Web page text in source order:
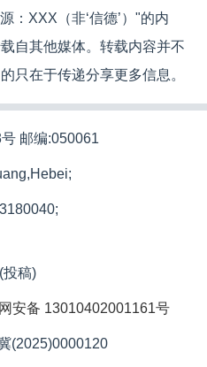
：XXX（非‘信德’）"的内
自其他媒体。转载内容并不
只在于传递分享更多信息。
邮编:050061
投稿)
安备 13010402001161号
(2025)0000120